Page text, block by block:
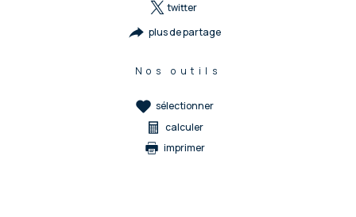
twitter
plus de partage
Nos outils
sélectionner
calculer
imprimer